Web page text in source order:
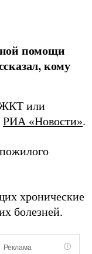
помощи
кому
ЖКТ или
РИА «Новости».
хронические
болезней.